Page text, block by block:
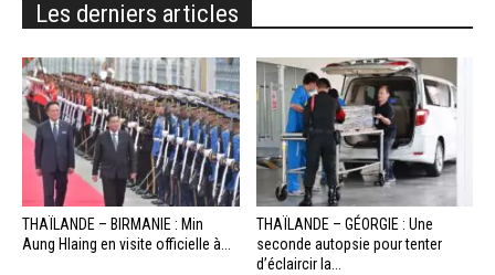
Les derniers articles
THAÏLANDE – BIRMANIE : Min
Aung Hlaing en visite officielle à...
THAÏLANDE – GÉORGIE : Une
seconde autopsie pour tenter
d’éclaircir la...